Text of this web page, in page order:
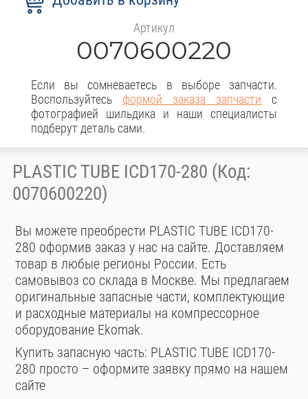
Артикул
0070600220
Если вы сомневаетесь в выборе запчасти.
Воспользуйтесь формой заказа запчасти с
фотографией шильдика и наши специалисты
подберут деталь сами.
PLASTIC TUBE ICD170-280 (Код:
0070600220)
Вы можете преобрести PLASTIC TUBE ICD170-
280 оформив заказ у нас на сайте. Доставляем
товар в любые регионы России. Есть
самовывоз со склада в Москве. Мы предлагаем
оригинальные запасные части, комплектующие
и расходные материалы на компрессорное
оборудование Ekomak.
Купить запасную часть: PLASTIC TUBE ICD170-
280 просто – оформите заявку прямо на нашем
сайте